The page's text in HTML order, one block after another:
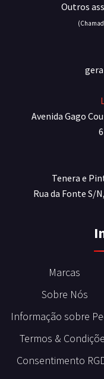
Outros
Avenida Gago
Tenera e
Rua da Fonte S/
Marcas
Sobre Nós
Informação sobre
Termos &
Consentimento